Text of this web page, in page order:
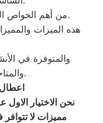
– من أهم الخواص التي تجدها أيضًا في أنظمة التشغيل.
هذه الميزات
والمتوفرة في
والمتاحة على البريد الإلكتروني.
نحن الاختيار الاول
مميزات لا